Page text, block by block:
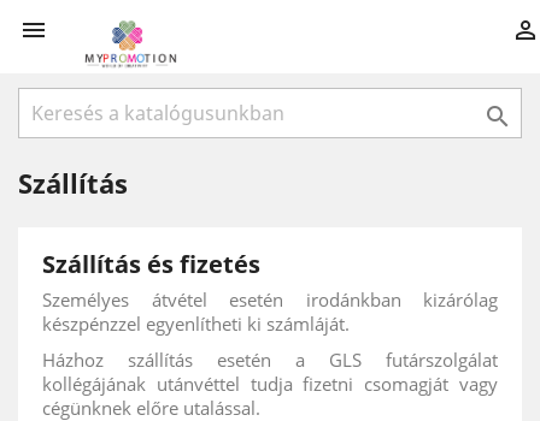
 

Szállítás
Szállítás és fizetés
Személyes átvétel esetén irodánkban kizárólag
készpénzzel egyenlítheti ki számláját.
Házhoz szállítás esetén a GLS futárszolgálat
kollégájának utánvéttel tudja fizetni csomagját vagy
cégünknek előre utalással.